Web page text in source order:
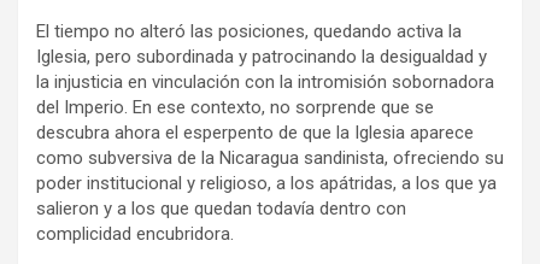
El tiempo no alteró las posiciones, quedando activa la
Iglesia, pero subordinada y patrocinando la desigualdad y
la injusticia en vinculación con la intromisión sobornadora
del Imperio. En ese contexto, no sorprende que se
descubra ahora el esperpento de que la Iglesia aparece
como subversiva de la Nicaragua sandinista, ofreciendo su
poder institucional y religioso, a los apátridas, a los que ya
salieron y a los que quedan todavía dentro con
complicidad encubridora.